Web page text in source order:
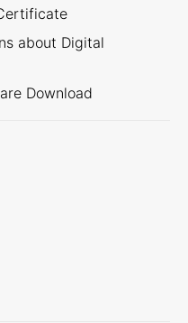
about Digital
Download